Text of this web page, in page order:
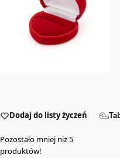
Dodaj do listy życzeń
Pozostało mniej niż 5
produktów!